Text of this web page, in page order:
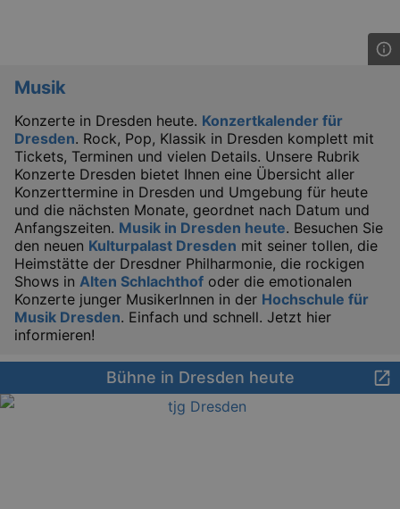
Musik
Konzerte in Dresden heute. Konzertkalender für
Dresden. Rock, Pop, Klassik in Dresden komplett mit
Tickets, Terminen und vielen Details. Unsere Rubrik
Konzerte Dresden bietet Ihnen eine Übersicht aller
Konzerttermine in Dresden und Umgebung für heute
und die nächsten Monate, geordnet nach Datum und
Anfangszeiten. Musik in Dresden heute. Besuchen Sie
den neuen Kulturpalast Dresden mit seiner tollen, die
Heimstätte der Dresdner Philharmonie, die rockigen
Shows in Alten Schlachthof oder die emotionalen
Konzerte junger MusikerInnen in der Hochschule für
Musik Dresden. Einfach und schnell. Jetzt hier
informieren!
Bühne in Dresden heute